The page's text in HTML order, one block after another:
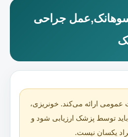
جراحی
عمومی ارائه می‌کند. خونریزی،
باید توسط پزشک ارزیابی شود و
یکسان نیست.